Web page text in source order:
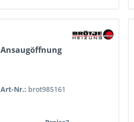
Ansaugöffnung
Art-Nr.: brot985161